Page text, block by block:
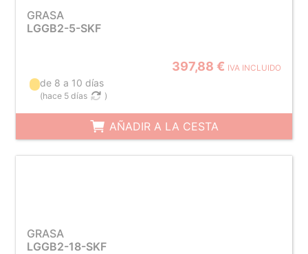
GRASA
LGGB2-5-SKF
397,88 € IVA INCLUIDO
de 8 a 10 días
(hace 5 días )
AÑADIR A LA CESTA
GRASA
LGGB2-18-SKF